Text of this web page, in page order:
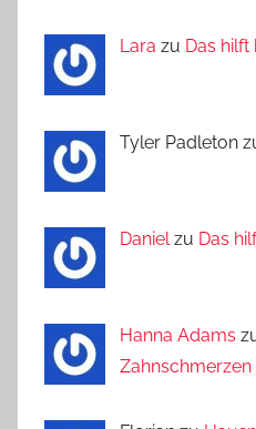
Lara zu Das hilft
Tyler Padleton
Daniel zu Das
Hanna Adams
Zahnschmerzen